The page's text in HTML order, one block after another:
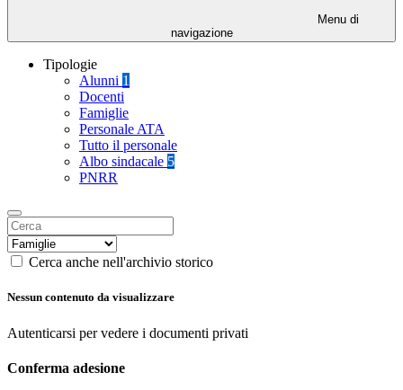
Menu di
navigazione
Tipologie
Alunni 1
Docenti
Famiglie
Personale ATA
Tutto il personale
Albo sindacale 5
PNRR
Cerca anche nell'archivio storico
Nessun contenuto da visualizzare
Autenticarsi per vedere i documenti privati
Conferma adesione